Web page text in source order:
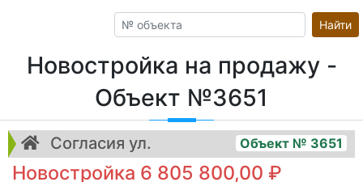
Найти
Новостройка на продажу -
Объект №3651
Согласия ул. Объект № 3651
Новостройка 6 805 800,00 ₽